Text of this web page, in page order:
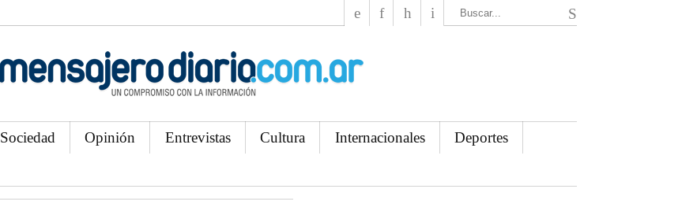
Sociedad Opinión Entrevistas Cultura Internacionales
Deportes